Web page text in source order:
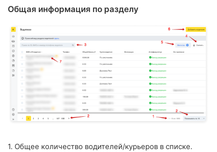
Общая информация по разделу
1. Общее количество водителей/курьеров в списке.